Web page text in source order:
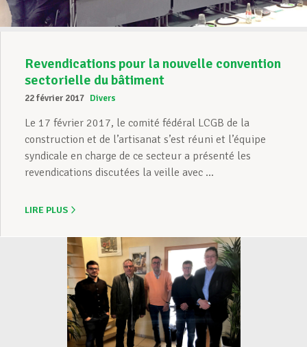
Revendications pour la nouvelle convention
sectorielle du bâtiment
22 février 2017 Divers
Le 17 février 2017, le comité fédéral LCGB de la
construction et de l’artisanat s’est réuni et l’équipe
syndicale en charge de ce secteur a présenté les
revendications discutées la veille avec ...
LIRE PLUS